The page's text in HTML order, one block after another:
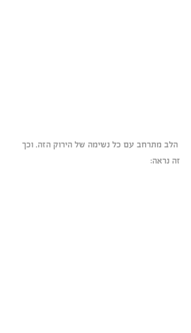
הלב מתרחב עם כל נשימה של הירוק הזה. וכך
זה נראה: